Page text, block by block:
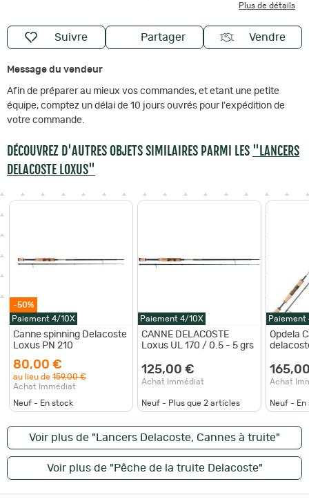
Plus de détails
Suivre Partager Vendre
Message du vendeur
Afin de préparer au mieux vos commandes, et etant une petite
équipe, comptez un délai de 10 jours ouvrés pour l'expédition de
votre commande.
DÉCOUVREZ D'AUTRES OBJETS SIMILAIRES PARMI LES "LANCERS
DELACOSTE LOXUS"
-50%
Paiement 4/10X
Canne spinning Delacoste
Loxus PN 210
80,00 €
au lieu de 159,00 €
Achat Immédiat
Neuf - En stock
Paiement 4/10X
CANNE DELACOSTE
Loxus UL 170 / 0.5 - 5 grs
125,00 €
Achat Immédiat
Neuf - Plus que 2 articles
Paiement
Opdela
Achat
Neuf - En
Voir plus de "Lancers Delacoste, Cannes à truite"
Voir plus de "Pêche de la truite Delacoste"